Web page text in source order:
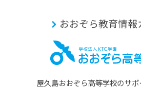
おおぞら教育情報
屋久島おおぞら⾼等学校のサポ